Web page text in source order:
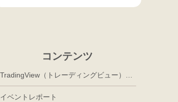
コンテンツ
イベントレポート